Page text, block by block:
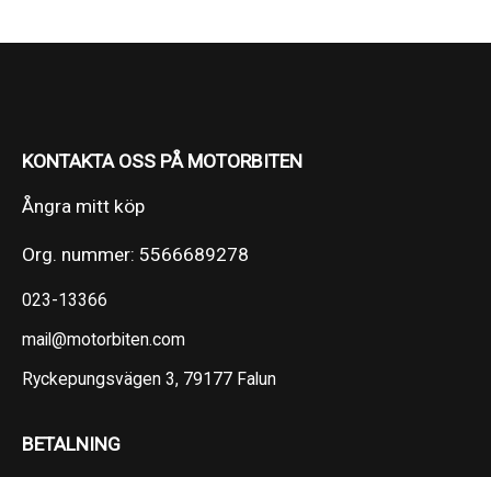
KONTAKTA OSS PÅ MOTORBITEN
Ångra mitt köp
Org. nummer: 5566689278
023-13366
mail@motorbiten.com
Ryckepungsvägen 3, 79177 Falun
BETALNING